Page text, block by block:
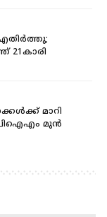
21കാരി
മാറി
മുന്‍